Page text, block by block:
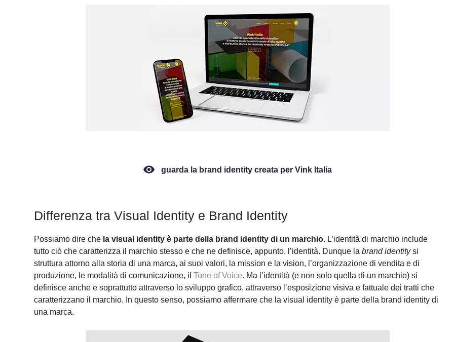
guarda la brand identity creata per Vink Italia
Differenza tra Visual Identity e Brand Identity
Possiamo dire che la visual identity è parte della brand identity di un marchio. L’identità di marchio include
tutto ciò che caratterizza il marchio stesso e che ne definisce, appunto, l’identità. Dunque la brand identitysi
struttura attorno alla storia di una marca, ai suoi valori, la mission e la vision, l’organizzazione di vendita e di
produzione, le modalità di comunicazione, il Tone of Voice. Ma l’identità (e non solo quella di un marchio) si
definisce anche e soprattutto attraverso lo sviluppo grafico, attraverso l’esposizione visiva e fattuale dei tratti che
caratterizzano il marchio. In questo senso, possiamo affermare che la visual identity è parte della brand identity di
una marca.